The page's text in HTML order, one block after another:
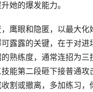
她的爆发能力。
鹰眼和隐匿，以最大化
露露的关键，在于对进
熟练度，通常连招为三
能第二段砸下接普通攻
割或撤离，多加练习，